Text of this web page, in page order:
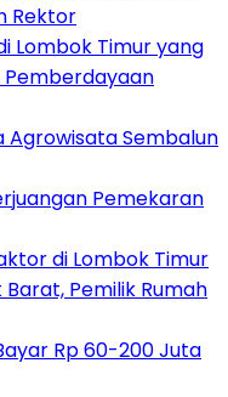
Rektor
Lombok Timur yang
Agrowisata Sembalun
Pemekaran
di Lombok Timur
Pemilik Rumah
Rp 60-200 Juta